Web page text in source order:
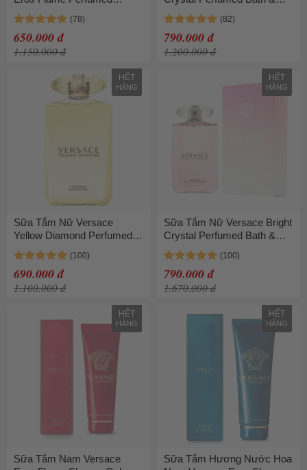
Shower Gel 250ml
650.000 đ
1.150.000 đ
ShowerGel 200ml
790.000 đ
1.200.000 đ
HẾT
HÀNG
Sữa Tắm Nữ Versace
Yellow Diamond Perfumed
Bath & Shower Gel 200ml
690.000 đ
1.100.000 đ
HẾT
HÀNG
Sữa Tắm Nữ Versace Bright
Crystal Perfumed Bath &
Shower Gel 200ml
790.000 đ
1.670.000 đ
HẾT
HÀNG
Sữa Tắm Nam Versace
HẾT
HÀNG
Sữa Tắm Hương Nước Hoa